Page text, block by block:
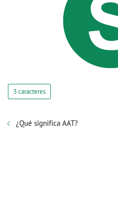
3 caracteres
¿Qué significa AAT?